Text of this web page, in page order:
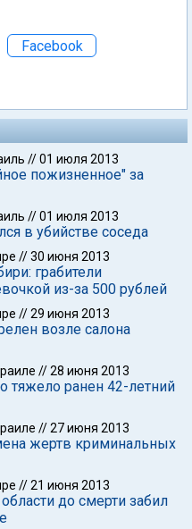
Facebook
//01 июля 2013
пожизненное" за
//01 июля 2013
в убийстве соседа
//30 июня 2013
грабители
из-за 500 рублей
//29 июня 2013
возле салона
//28 июня 2013
тяжело ранен 42-летний
//27 июня 2013
жертв криминальных
//21 июня 2013
до смерти забил